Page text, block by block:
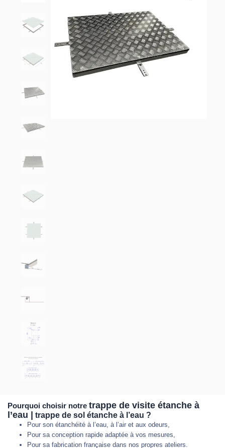
Pourquoi choisir notre trappe de visite étanche à
l’eau | trappe de sol étanche à l’eau ?
Pour son étanchéité à l’eau, à l’air et aux odeurs,
Pour sa conception rapide adaptée à vos mesures,
Pour sa fabrication française dans nos propres ateliers.